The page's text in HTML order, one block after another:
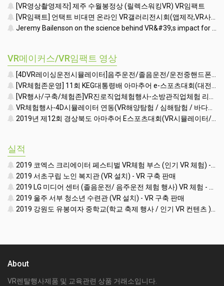
[VR영상촬영제작] 제주 수월봉정상 (릴렉스워킹VR) VR임팩트
[VR임팩트] 언택트 비대면 온라인 VR갤러리전시회(앱제작,VR사이버투어제작,VR컨텐츠제작)
Jeremy Bailenson on the science behind VR&#39;s impact for training
VR메이커스/VR임팩트 영상
[4DVR레이싱운전시뮬레이터]음주운전/졸음운전/운전중핸드폰사용 시연영상-VR장비렌탈행사체험존
[VR체험존운영] 11회 KEG대통령배 아마추어 e-스포츠대회(대전 한밭대학교 체육관)(KOREA e-SPORTS GAMES)(VR렌탈대여행사시뮬레이터)
[VR행사/구축/체험존]VR진로직업체험행사-소방관직업체험 리뷰영상(VR렌탈대여임대)
VR체험행사-4D시뮬레이터 연동(VR해양탐험 / 심해탐험 / 바다탐험 컨텐츠시연영상)(VR기기장비시뮬레이터장비게임기렌탈대여임대행사)
2019년 제12회 경상북도 아마추어 E스포츠대회(VR시뮬레이터/VR행사체험존진행)(VR기기렌탈대여임대행사체험존)
실적
2019 코엑스 크리에이터 페스티벌 VR체험 부스 (인기 VR 체험) - VR렌탈대여 행사
2019 서초구립 노인 복지관 (VR 설치) - VR 구축 판매
2019 LG 미디어 센터 (졸음운전/ 음주운전 체험 행사) VR 체험 - VR 렌탈대여 행사
2019 울주 서부 청소년 수련관 (VR 설치) - VR 구축 판매
2019 강원도 유봉여자 중학교(학교 축제 행사 / 인기 VR 컨텐츠 ) - VR렌탈대여 행사
About
VR렌탈행사제품 및 교육관련 상품 거래소입니다.